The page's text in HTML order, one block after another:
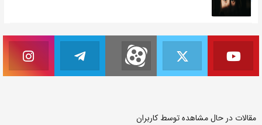
مقالات در حال مشاهده توسط کاربران